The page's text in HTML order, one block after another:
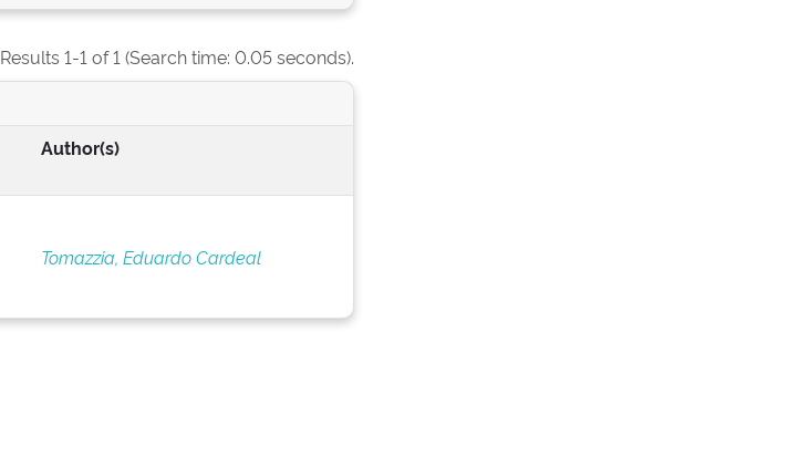
Results 1-1 of 1 (Search time: 0.05 seconds).
Author(s)
Tomazzia, Eduardo Cardeal